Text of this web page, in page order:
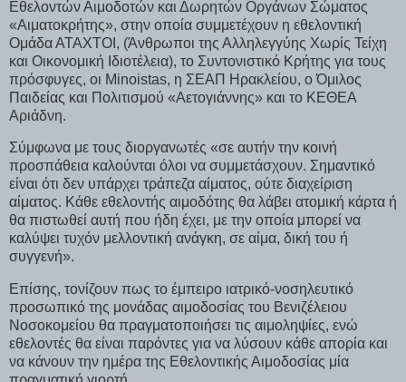
Εθελοντών Αιμοδοτών και Δωρητών Οργάνων Σώματος
«Αιματοκρήτης», στην οποία συμμετέχουν η εθελοντική
Ομάδα ΑΤΑΧΤΟΙ, (Άνθρωποι της Αλληλεγγύης Χωρίς Τείχη
και Οικονομική Ιδιοτέλεια), το Συντονιστικό Κρήτης για τους
πρόσφυγες, οι Minoistas, η ΣΕΑΠ Ηρακλείου, ο Όμιλος
Παιδείας και Πολιτισμού «Αετογιάννης» και το ΚΕΘΕΑ
Αριάδνη.
Σύμφωνα με τους διοργανωτές «σε αυτήν την κοινή
προσπάθεια καλούνται όλοι να συμμετάσχουν. Σημαντικό
είναι ότι δεν υπάρχει τράπεζα αίματος, ούτε διαχείριση
αίματος. Κάθε εθελοντής αιμοδότης θα λάβει ατομική κάρτα ή
θα πιστωθεί αυτή που ήδη έχει, με την οποία μπορεί να
καλύψει τυχόν μελλοντική ανάγκη, σε αίμα, δική του ή
συγγενή».
Επίσης, τονίζουν πως το έμπειρο ιατρικό-νοσηλευτικό
προσωπικό της μονάδας αιμοδοσίας του Βενιζέλειου
Νοσοκομείου θα πραγματοποιήσει τις αιμοληψίες, ενώ
εθελοντές θα είναι παρόντες για να λύσουν κάθε απορία και
να κάνουν την ημέρα της Εθελοντικής Αιμοδοσίας μία